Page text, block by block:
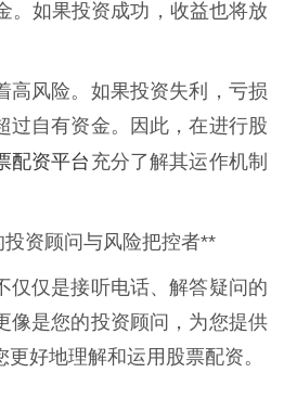
。如果投资成功，收益也将放
高风险。如果投资失利，亏损
过自有资金。因此，在进行股
配资平台 充分了解其运作机制
资顾问与风险把控者**
仅仅是接听电话、解答疑问的
像是您的投资顾问，为您提供
好地理解和运用股票配资。